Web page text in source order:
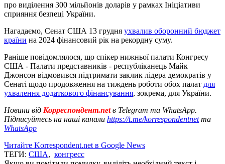
про виділення 300 мільйонів доларів у рамках Ініціативи
сприяння безпеці України.
Нагадаємо, Сенат США 13 грудня ухвалив оборонний бюджет
країни на 2024 фінансовий рік на рекордну суму.
Раніше повідомлялося, що спікер нижньої палати Конгресу
США - Палати представників - республіканець Майк
Джонсон відмовився підтримати заклик лідера демократів у
Сенаті щодо продовження на тиждень роботи обох палат для
ухвалення додаткового фінансування, зокрема, для України.
Новини від Корреспондент.netв Telegram та WhatsApp.
Підписуйтесь на наші канали https://t.me/korrespondentnetта
WhatsApp
Читайте Korrespondent.net в Google News
ТЕГИ: США, конгресс